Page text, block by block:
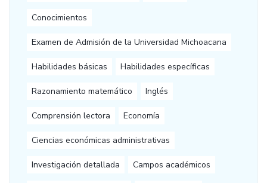
Conocimientos
Examen de Admisión de la Universidad Michoacana
Habilidades básicas Habilidades específicas
Razonamiento matemático Inglés
Comprensión lectora Economía
Ciencias económicas administrativas
Investigación detallada Campos académicos